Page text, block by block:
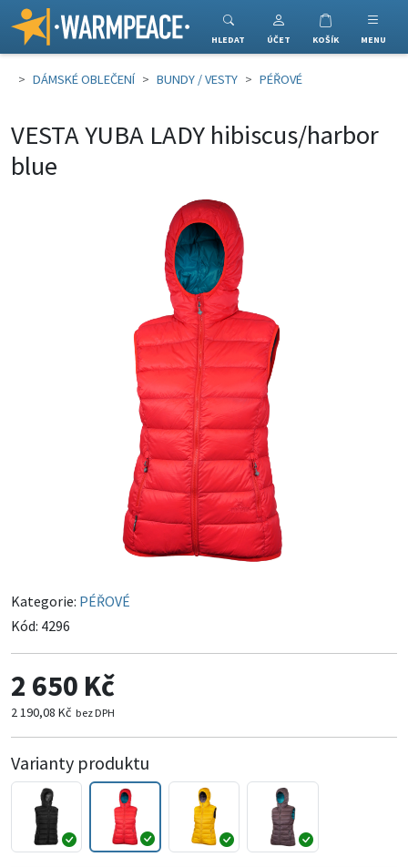
Warmpeace
HLEDAT ÚČET KOŠÍK MENU
DÁMSKÉ OBLEČENÍ BUNDY / VESTY PÉŘOVÉ
VESTA YUBA LADY hibiscus/harbor
blue
Kategorie: PÉŘOVÉ
Kód: 4296
2 650 Kč
2 190,08 Kč bez DPH
Varianty produktu